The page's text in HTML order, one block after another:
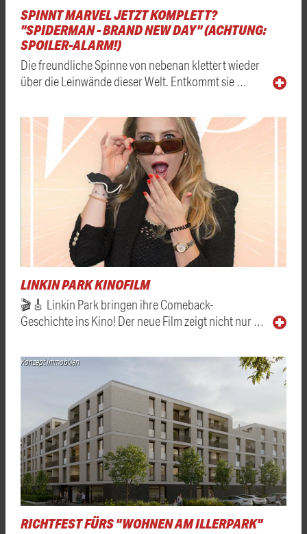
SPINNT MARVEL JETZT KOMPLETT?
"SPIDERMAN - BRAND NEW DAY" (ACHTUNG:
SPOILER-ALARM!)
Die freundliche Spinne von nebenan klettert wieder
über die Leinwände dieser Welt. Entkommt sie …
LINKIN PARK KINOFILM
🎬🎸 Linkin Park bringen ihre Comeback-
Geschichte ins Kino! Der neue Film zeigt nicht nur …
Konzept Immobilien
RICHTFEST FÜRS "WOHNEN AM ILLERPARK"